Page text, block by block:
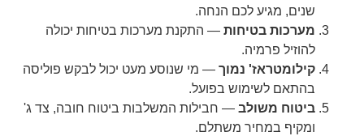
שנים, מגיע לכם הנחה.
מערכות בטיחות— התקנת מערכות בטיחות יכולה
להוזיל פרמיה.
קילומטראז' נמוך— מי שנוסע מעט יכול לבקש פוליסה
בהתאם לשימוש בפועל.
ביטוח משולב— חבילות המשלבות ביטוח חובה, צד ג'
ומקיף במחיר משתלם.